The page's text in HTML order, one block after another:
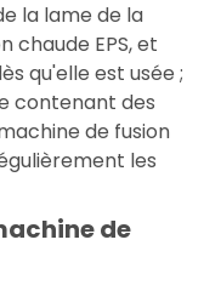
la lame de la
chaude EPS, et
qu'elle est usée ;
contenant des
de fusion
les
de